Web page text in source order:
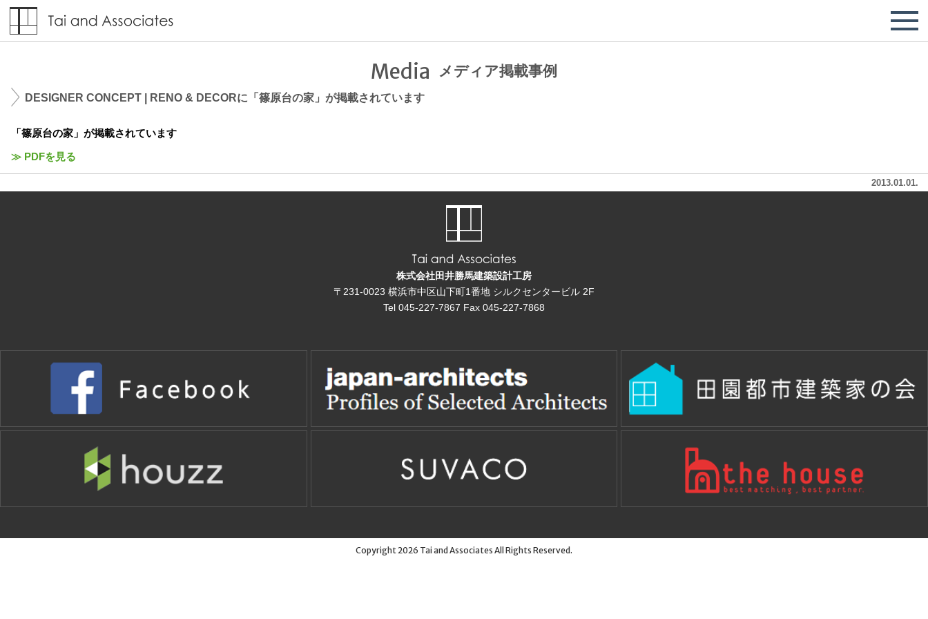
Media メディア掲載事例
DESIGNER CONCEPT | RENO & DECORに「篠原台の家」が掲載されています
「篠原台の家」が掲載されています
≫ PDFを見る
2013.01.01.
株式会社田井勝馬建築設計工房
〒231-0023 横浜市中区山下町1番地 シルクセンタービル 2F
Tel 045-227-7867 Fax 045-227-7868
Copyright 2026 Tai and Associates All Rights Reserved.